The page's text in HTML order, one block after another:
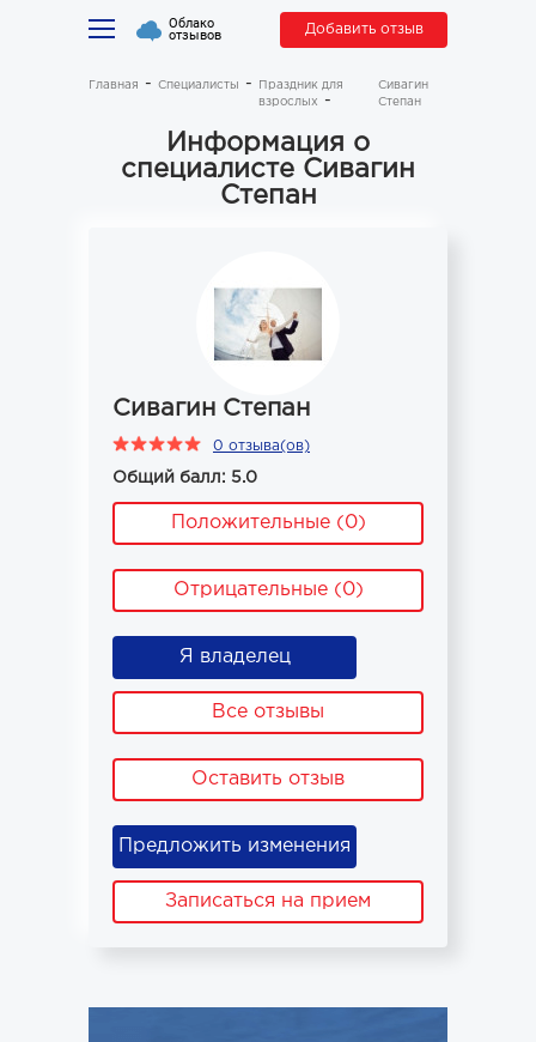
Облако
отзывов Добавить отзыв
Главная Специалисты
Праздник для
взрослых
Сивагин
Степан
Информация о
специалисте Сивагин
Степан
Сивагин Степан
0 отзыва(ов)
Общий балл: 5.0
Положительные (0)
Отрицательные (0)
Я владелец
Все отзывы
Оставить отзыв
Предложить изменения
Записаться на прием